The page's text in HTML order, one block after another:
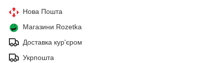
Нова Пошта
Магазини Rozetka
Доставка кур'єром
Укрпошта